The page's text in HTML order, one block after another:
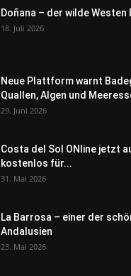
Doñana – der wilde Westen
18. Juli 2026
Neue Plattform warnt
Quallen, Algen und
29. Juni 2026
Costa del Sol ONline jetzt
kostenlos für...
31. Mai 2026
La Barrosa – einer der
Andalusien
23. Mai 2026